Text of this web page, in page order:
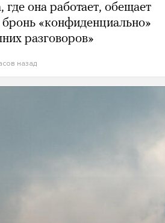
она работает, обещает
«конфиденциально»
разговоров»
назад